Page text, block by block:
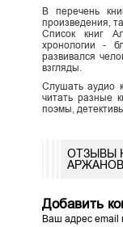
В перечень
произведения,
Список книг
хронологии -
развивался
взгляды.
Слушать аудио
читать разные
поэмы,
ОТЗЫВЫ
Добавить
Ваш адрес email